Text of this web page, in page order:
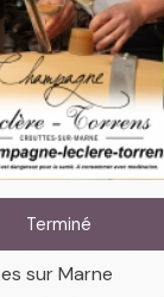
Terminé
sur Marne